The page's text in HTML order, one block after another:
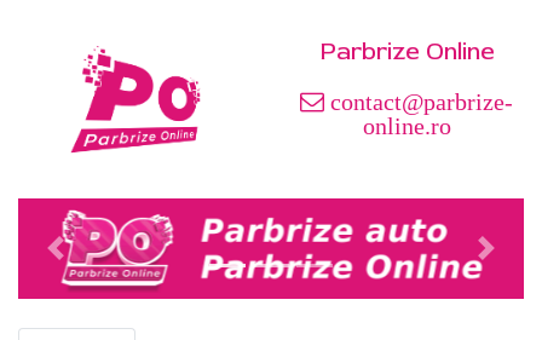
Parbrize Online
contact@parbrize-
online.ro